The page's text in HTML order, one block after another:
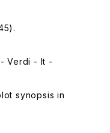
- Verdi - It -
synopsis in